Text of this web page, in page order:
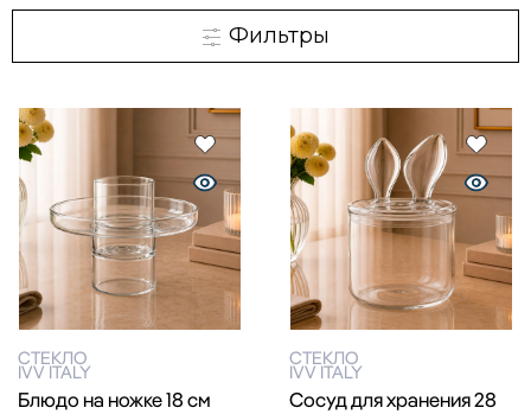
Фильтры
СТЕКЛО
IVV ITALY
Блюдо на ножке 18 см
СТЕКЛО
IVV ITALY
Сосуд для хранения 28